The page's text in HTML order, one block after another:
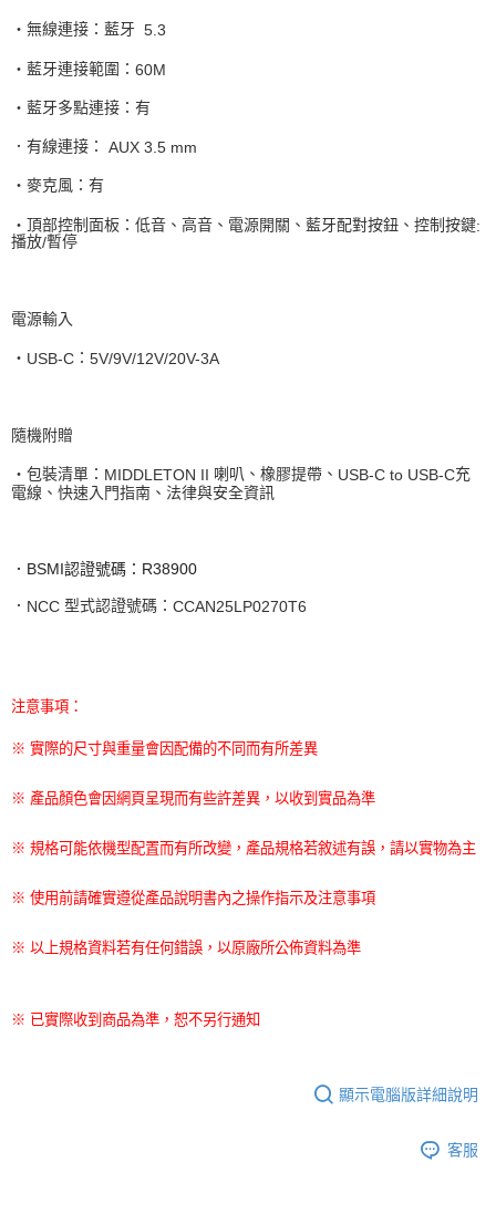
‧無線連接：藍牙 5.3
‧藍牙連接範圍： 60M
‧藍牙多點連接：有
．有線連接： AUX 3.5 mm
‧麥克風：有
‧頂部控制面板：低音、高音、電源開關、藍牙配對按鈕、控制按鍵:
播放/暫停
電源輸入
‧ USB-C ： 5V/9V/12V/20V-3A
隨機附贈
‧包裝清單： MIDDLETON II 喇叭、橡膠提帶、 USB-C to USB-C充
電線、快速入門指南、法律與安全資訊
． BSMI認證號碼： R38900
． NCC 型式認證號碼： CCAN25LP0270T6
注意事項：
※ 實際的尺寸與重量會因配備的不同而有所差異
※ 產品顏色會因網頁呈現而有些許差異，以收到實品為準
※ 規格可能依機型配置而有所改變，產品規格若敘述有誤，請以實物為主
※ 使用前請確實遵從產品說明書內之操作指示及注意事項
※ 以上規格資料若有任何錯誤，以原廠所公佈資料為準
※ 已實際收到商品為準，恕不另行通知
顯示電腦版詳細說明
客服